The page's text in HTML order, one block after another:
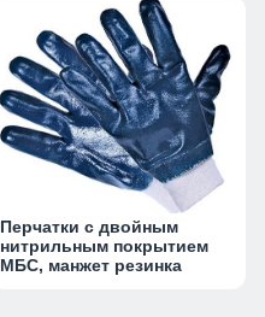
Перчатки с двойным
нитрильным покрытием
МБС, манжет резинка